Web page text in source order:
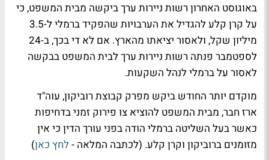
באוגוסט האחרון רשות ניירות ערך ביקשה מבית המשפט, כי
על קרן קלע להגדיל את הערבויות שהפקיד ברמלי ל-3.5
מיליון שקל, ולאסור יציאתו מהארץ. אם לא די בכך, ב-24
לספטמבר פנתה רשות ניירות ערך לבית המשפט בבקשה
לאסור על ברמלי לנהל השקעות.
מוקדם יותר החודש ביקש מפרק קבוצת רוביקון, עוה"ד
ארז חבר, מבית המשפט להוציא צו פירוק זמני בדחיפות
כאשר בעל השליטה ברמלי הודה בפני עורך הדין כי אין
מזומנים ברוביקון וקרן קלע. (לכתבה המלאה - לחץ כאן)